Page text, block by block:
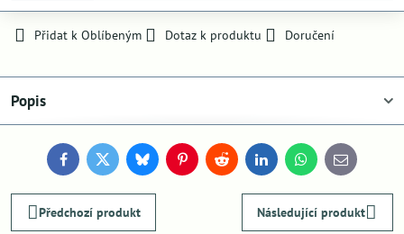
Přidat k Oblíbeným Dotaz k produktu Doručení
Popis
FacebookTwitterBlueskyPinterestReddit LinkedInWhatsApp
E-
mail
Předchozí produkt Následující produkt